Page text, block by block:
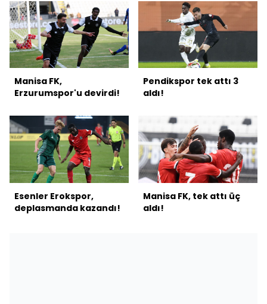
Manisa FK,
Erzurumspor'u devirdi!
Pendikspor tek attı 3
aldı!
Esenler Erokspor,
deplasmanda kazandı!
Manisa FK, tek attı üç
aldı!